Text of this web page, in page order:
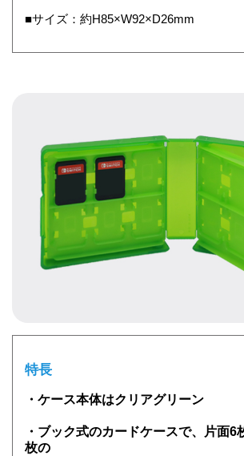
■サイズ：約H85×W92×D26mm
特長
・ケース本体はクリアグリーン
・ブック式のカードケースで、片面6
枚の